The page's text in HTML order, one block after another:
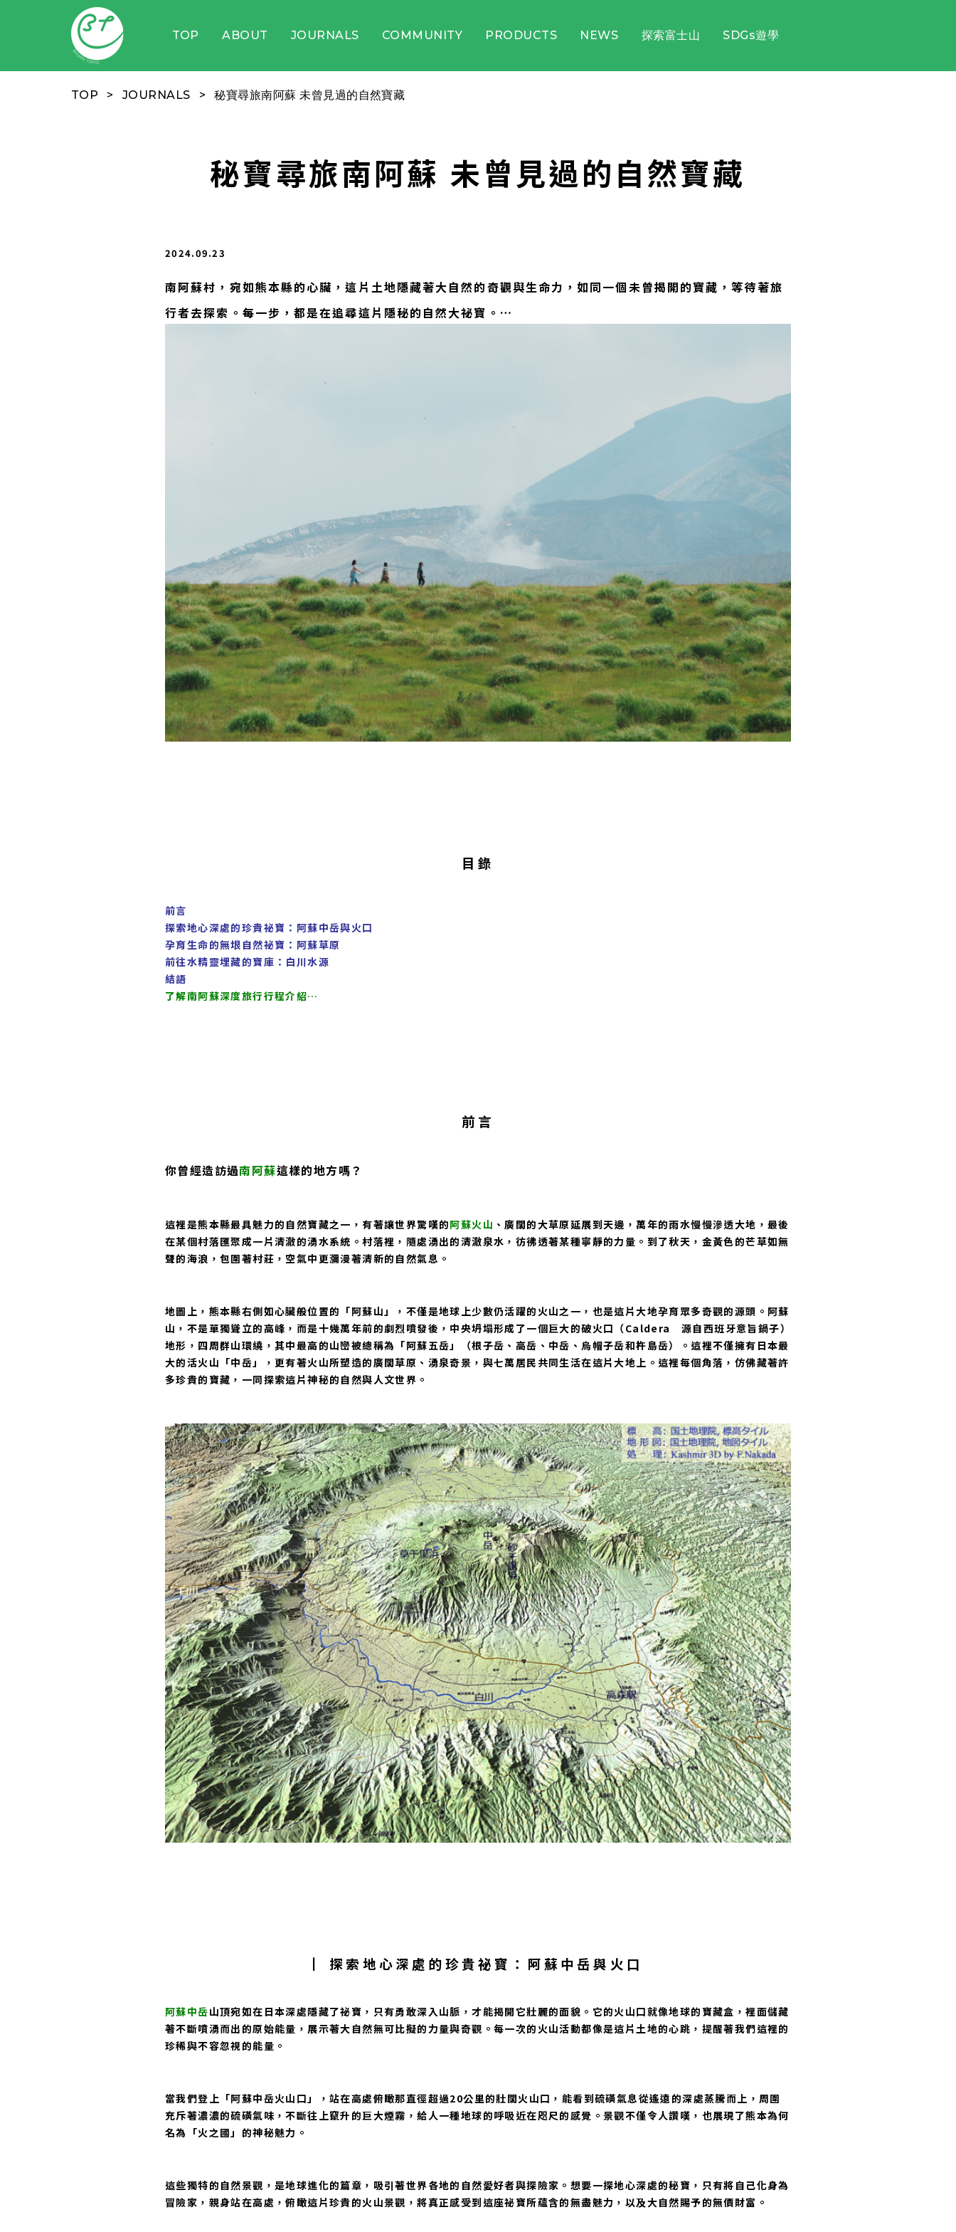
TOP ABOUT JOURNALS COMMUNITY PRODUCTS NEWS 探索富士山 SDGs遊學
TOP JOURNALS 秘寶尋旅南阿蘇 未曾見過的自然寶藏
秘寶尋旅南阿蘇 未曾見過的自然寶藏
2024.09.23
南阿蘇村，宛如熊本縣的心臟，這片土地隱藏著大自然的奇觀與生命力，如同一個未曾揭開的寶藏，等待著旅
行者去探索。每一步，都是在追尋這片隱秘的自然大祕寶。…
目錄
前言
探索地心深處的珍貴祕寶：阿蘇中岳與火口
孕育生命的無垠自然祕寶：阿蘇草原
前往水精靈埋藏的寶庫：白川水源
結語
了解南阿蘇深度旅行行程介紹…
前言
你曾經造訪過南阿蘇這樣的地方嗎？
這裡是熊本縣最具魅力的自然寶藏之一，有著讓世界驚嘆的阿蘇火山 、廣闊的大草原延展到天邊，萬年的雨水慢慢滲透大地，最後
在某個村落匯聚成一片清澈的湧水系統。村落裡，隨處湧出的清澈泉水，彷彿透著某種寧靜的力量。到了秋天，金黃色的芒草如無
聲的海浪，包圍著村莊，空氣中更瀰漫著清新的自然氣息。
地圖上，熊本縣右側如心臟般位置的「阿蘇山」，不僅是地球上少數仍活躍的火山之一，也是這片大地孕育眾多奇觀的源頭。阿蘇
山，不是單獨聳立的高峰，而是十幾萬年前的劇烈噴發後，中央坍塌形成了一個巨大的破火口（Caldera 源自西班牙意旨鍋子）
地形，四周群山環繞，其中最高的山巒被總稱為「阿蘇五岳」（根子岳、高岳、中岳、烏帽子岳和杵島岳）。這裡不僅擁有日本最
大的活火山「中岳」，更有著火山所塑造的廣闊草原、湧泉奇景，與七萬居民共同生活在這片大地上。這裡每個角落，仿佛藏著許
多珍貴的寶藏，一同探索這片神秘的自然與人文世界。
▏探索地心深處的珍貴祕寶：阿蘇中岳與火口
阿蘇中岳山頂宛如在日本深處隱藏了祕寶，只有勇敢深入山脈，才能揭開它壯麗的面貌。它的火山口就像地球的寶藏盒，裡面儲藏
著不斷噴湧而出的原始能量，展示著大自然無可比擬的力量與奇觀。每一次的火山活動都像是這片土地的心跳，提醒著我們這裡的
珍稀與不容忽視的能量。
當我們登上「阿蘇中岳火山口」，站在高處俯瞰那直徑超過20公里的壯闊火山口，能看到硫磺氣息從遙遠的深處蒸騰而上，周圍
充斥著濃濃的硫磺氣味，不斷往上竄升的巨大煙霧，給人一種地球的呼吸近在咫尺的感覺。景觀不僅令人讚嘆，也展現了熊本為何
名為「火之國」的神秘魅力。
這些獨特的自然景觀，是地球進化的篇章，吸引著世界各地的自然愛好者與探險家。想要一探地心深處的秘寶，只有將自己化身為
冒險家，親身站在高處，俯瞰這片珍貴的火山景觀，將真正感受到這座祕寶所蘊含的無盡魅力，以及大自然賜予的無價財富。